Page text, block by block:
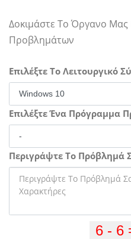
Δοκιμάστε Το Όργανο Μας
Προβλημάτων
Επιλέξτε Το Λειτουργικό
Επιλέξτε Ένα Πρόγραμμα
Περιγράψτε Το Πρόβλημά